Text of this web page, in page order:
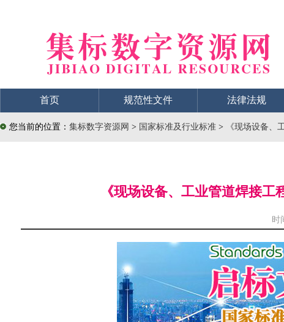
首页 规范性文件 法律法规
您当前的位置： 集标数字资源网 > 国家标准及行业标准 > 《现场设备、
《现场设备、工业管道焊接工
时